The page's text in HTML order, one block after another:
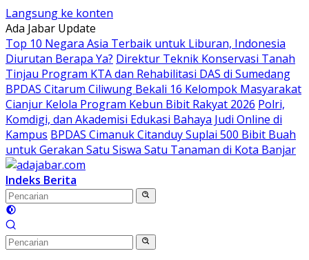
Langsung ke konten
Ada Jabar Update
Top 10 Negara Asia Terbaik untuk Liburan, Indonesia
Diurutan Berapa Ya? Direktur Teknik Konservasi Tanah
Tinjau Program KTA dan Rehabilitasi DAS di Sumedang
BPDAS Citarum Ciliwung Bekali 16 Kelompok Masyarakat
Cianjur Kelola Program Kebun Bibit Rakyat 2026 Polri,
Komdigi, dan Akademisi Edukasi Bahaya Judi Online di
Kampus BPDAS Cimanuk Citanduy Suplai 500 Bibit Buah
untuk Gerakan Satu Siswa Satu Tanaman di Kota Banjar
Indeks Berita